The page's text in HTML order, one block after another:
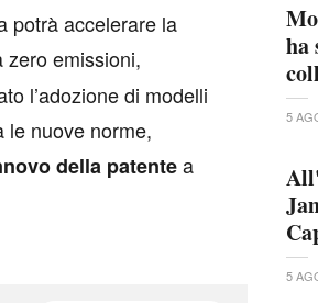
potrà accelerare la
zero emissioni,
l’adozione di modelli
le nuove norme,
della patentea
ha
5
5